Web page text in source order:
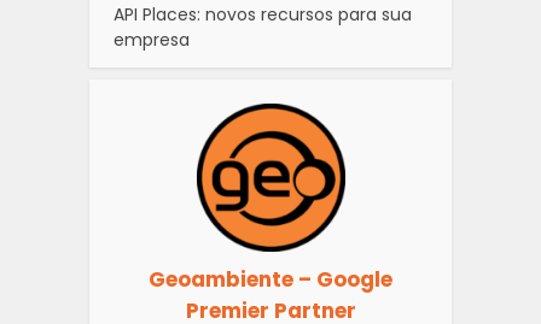
API Places: novos recursos para sua
empresa
Geoambiente – Google
Premier Partner